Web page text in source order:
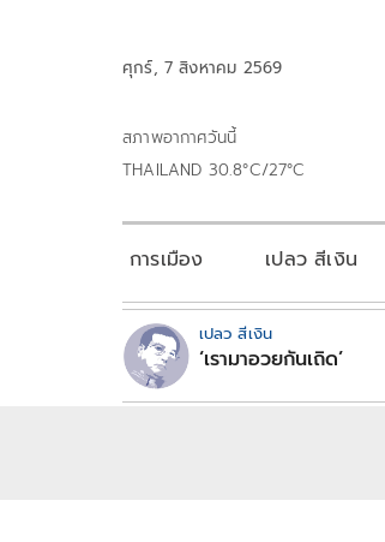
ศุกร์, 7 สิงหาคม 2569
สภาพอากาศวันนี้
THAILAND 30.8°C/27°C
การเมือง เปลว สีเงิน
เปลว สีเงิน
‘เรามาอวยกันเถิด’